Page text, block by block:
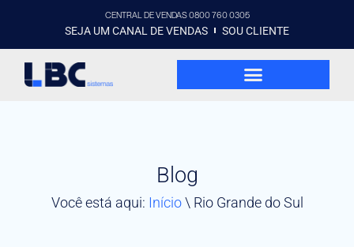
CENTRAL DE VENDAS 0800 760 0305
SEJA UM CANAL DE VENDAS SOU CLIENTE
Blog
Você está aqui: Início\ Rio Grande do Sul